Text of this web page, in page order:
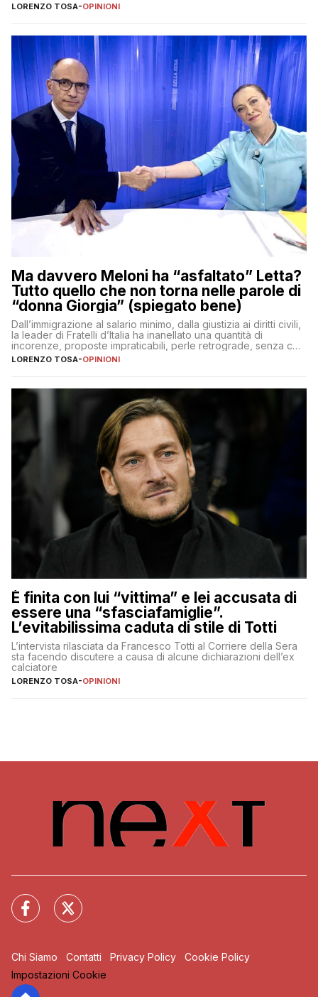
LORENZO TOSA-OPINIONI
Ma davvero Meloni ha “asfaltato” Letta?
Tutto quello che non torna nelle parole di
“donna Giorgia” (spiegato bene)
Dall’immigrazione al salario minimo, dalla giustizia ai diritti civili,
la leader di Fratelli d’Italia ha inanellato una quantità di
incorenze, proposte impraticabili, perle retrograde, senza che
nessuno – a destra come a sinistra – glielo abbia fatto notare
LORENZO TOSA-OPINIONI
È finita con lui “vittima” e lei accusata di
essere una “sfasciafamiglie”.
L’evitabilissima caduta di stile di Totti
L’intervista rilasciata da Francesco Totti al Corriere della Sera
sta facendo discutere a causa di alcune dichiarazioni dell’ex
calciatore
LORENZO TOSA-OPINIONI
Chi Siamo Contatti Privacy Policy
Cookie Policy
Impostazioni Cookie